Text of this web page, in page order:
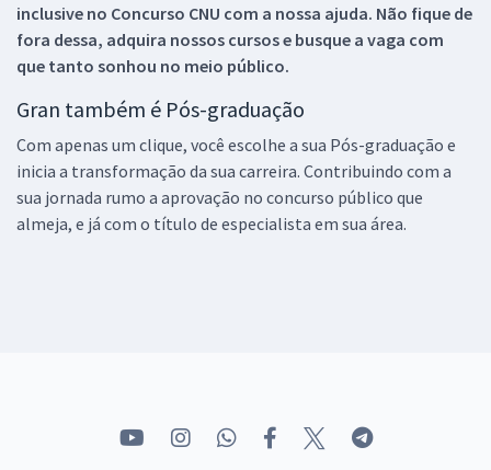
inclusive no Concurso CNU com a nossa ajuda. Não fique de
fora dessa, adquira nossos cursos e busque a vaga com
que tanto sonhou no meio público.
Gran também é Pós-graduação
Com apenas um clique, você escolhe a sua Pós-graduação e
inicia a transformação da sua carreira. Contribuindo com a
sua jornada rumo a aprovação no concurso público que
almeja, e já com o título de especialista em sua área.